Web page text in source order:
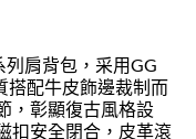
列肩背包，采用GG
搭配牛皮飾邊裁制而
，彰顯復古風格設
扣安全閉合，皮革滾